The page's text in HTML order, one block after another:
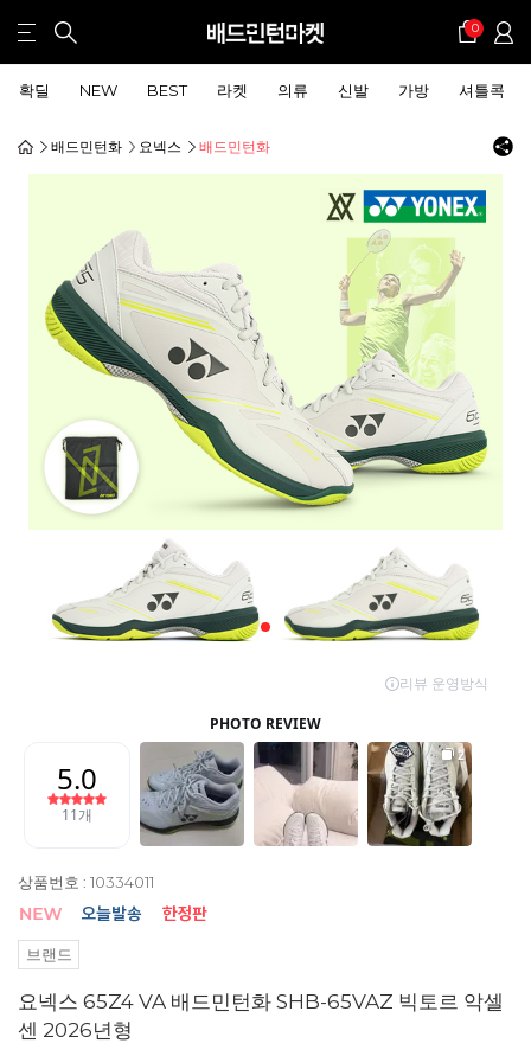
0
확딜 NEW BEST 라켓 의류 신발 가방 셔틀콕
배드민턴화 요넥스 배드민턴화
상품번호 : 10334011
브랜드
요넥스 65Z4 VA 배드민턴화 SHB-65VAZ 빅토르 악셀
센 2026년형